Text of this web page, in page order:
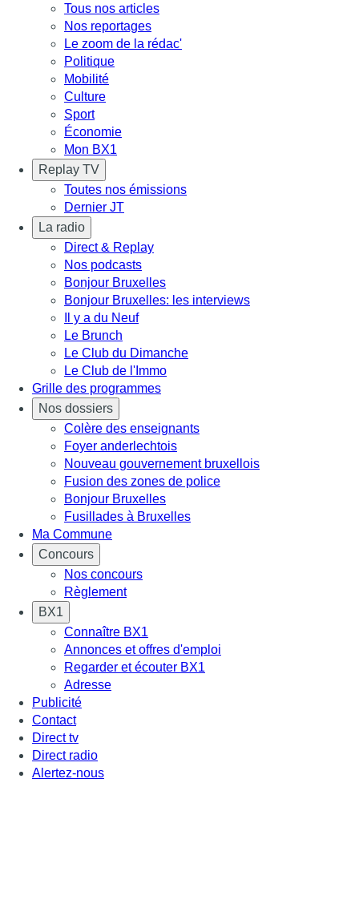
Tous nos articles
Nos reportages
Le zoom de la rédac'
Politique
Mobilité
Culture
Sport
Économie
Mon BX1
Replay TV
Toutes nos émissions
Dernier JT
La radio
Direct & Replay
Nos podcasts
Bonjour Bruxelles
Bonjour Bruxelles: les interviews
Il y a du Neuf
Le Brunch
Le Club du Dimanche
Le Club de l'Immo
Grille des programmes
Nos dossiers
Colère des enseignants
Foyer anderlechtois
Nouveau gouvernement bruxellois
Fusion des zones de police
Bonjour Bruxelles
Fusillades à Bruxelles
Ma Commune
Concours
Nos concours
Règlement
BX1
Connaître BX1
Annonces et offres d'emploi
Regarder et écouter BX1
Adresse
Publicité
Contact
Direct tv
Direct radio
Alertez-nous